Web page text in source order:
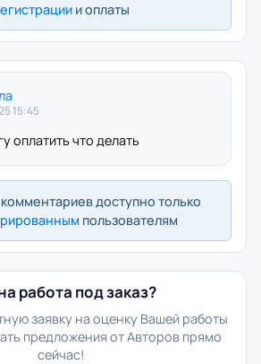
и оплаты
15:45
оплатить что делать
доступно только
пользователям
работа под заказ?
заявку на оценку Вашей работы
предложения от Авторов прямо
сейчас!